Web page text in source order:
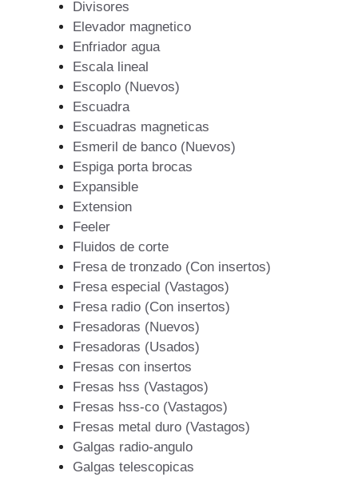
Divisores
Elevador magnetico
Enfriador agua
Escala lineal
Escoplo (Nuevos)
Escuadra
Escuadras magneticas
Esmeril de banco (Nuevos)
Espiga porta brocas
Expansible
Extension
Feeler
Fluidos de corte
Fresa de tronzado (Con insertos)
Fresa especial (Vastagos)
Fresa radio (Con insertos)
Fresadoras (Nuevos)
Fresadoras (Usados)
Fresas con insertos
Fresas hss (Vastagos)
Fresas hss-co (Vastagos)
Fresas metal duro (Vastagos)
Galgas radio-angulo
Galgas telescopicas